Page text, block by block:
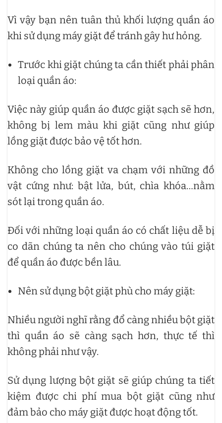
Vì vậy bạn nên tuân thủ khối lượng quần áo
khi sử dụng máy giặt để tránh gây hư hỏng.
Trước khi giặt chúng ta cần thiết phải phân
loại quần áo:
Việc này giúp quần áo được giặt sạch sẽ hơn,
không bị lem màu khi giặt cũng như giúp
lồng giặt được bảo vệ tốt hơn.
Không cho lồng giặt va chạm với những đồ
vật cứng như: bật lửa, bút, chìa khóa…nằm
sót lại trong quần áo.
Đối với những loại quần áo có chất liệu dễ bị
co dãn chúng ta nên cho chúng vào túi giặt
để quần áo được bền lâu.
Nên sử dụng bột giặt phù cho máy giặt:
Nhiều người nghĩ rằng đổ càng nhiều bột giặt
thì quần áo sẽ càng sạch hơn, thực tế thì
không phải như vậy.
Sử dụng lượng bột giặt sẽ giúp chúng ta tiết
kiệm được chi phí mua bột giặt cũng như
đảm bảo cho máy giặt được hoạt động tốt.